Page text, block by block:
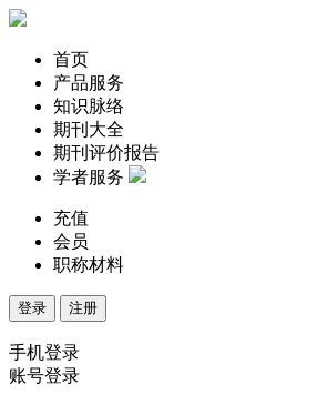
首页
产品服务
知识脉络
期刊大全
期刊评价报告
学者服务
充值
会员
职称材料
登录 注册
手机登录
账号登录